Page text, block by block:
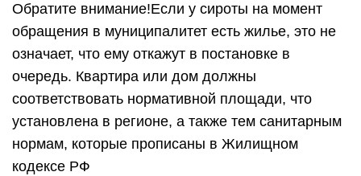
Обратите внимание!Если у сироты на момент
обращения в муниципалитет есть жилье, это не
означает, что ему откажут в постановке в
очередь. Квартира или дом должны
соответствовать нормативной площади, что
установлена в регионе, а также тем санитарным
нормам, которые прописаны в Жилищном
кодексе РФ